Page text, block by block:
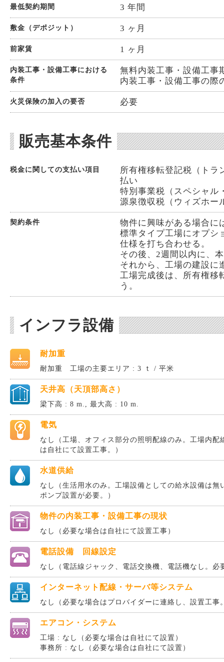
最低契約期間 3 年間
敷金（デポジット） 3 ヶ月
前家賃 1 ヶ月
内装工事・設備工事における
条件
無料内装工事・設備工事
内装工事・設備工事の際
火災保険の加入の要否 必要
販売基本条件
税金に関しての支払い項目
所有権移転登記税（トラ
払い
特別事業税（スペシャル
源泉徴収税（ウィズホー
契約条件
物件に興味がある場合に
標準タイプ工場にオプシ
仕様を打ち合わせる。
その後、2週間以内に、
それから、工場の建設に
工場完成後は、所有権移
う。
インフラ設備
耐加重
耐加重 工場の主要エリア : 3 ｔ / 平米
天井高（天頂部高さ）
梁下高 : 8 m., 最大高 : 10 m.
電気
なし（工場、オフィス部分の照明配線のみ。工場内
は自社にて設置工事。）
水道供給
なし（生活用水のみ。工場設備としての給水設備は
ポンプ設置が必要。）
物件の内装工事・設備工事の現状
なし（必要な場合は自社にて設置工事）
電話設備 回線設定
なし（電話線ジャック、電話交換機、電話機なし。必
インターネット配線・サーバ等システム
なし（必要な場合はプロバイダーに連絡し、設置工事
エアコン・システム
工場 : なし（必要な場合は自社にて設置）
事務所 : なし（必要な場合は自社にて設置）